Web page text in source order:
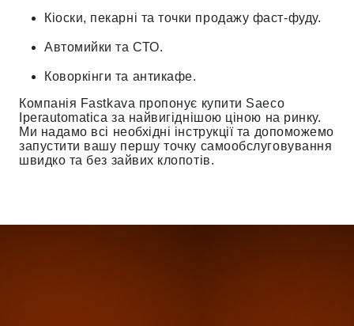
Кіоски, пекарні та точки продажу фаст-фуду.
Автомийки та СТО.
Коворкінги та антикафе.
Компанія Fastkava пропонує купити Saeco
Iperautomatica за найвигіднішою ціною на ринку.
Ми надамо всі необхідні інструкції та допоможемо
запустити вашу першу точку самообслуговування
швидко та без зайвих клопотів.